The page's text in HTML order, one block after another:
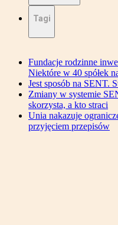
Tagi
Fundacje rodzinne
Niektóre w 40 spółek
Jest sposób na SENT.
Zmiany w systemie
skorzysta, a kto straci
Unia nakazuje
przyjęciem przepisów